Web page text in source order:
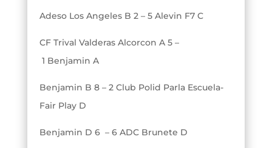
Adeso Los Angeles B 2 – 5 Alevin F7 C
CF Trival Valderas Alcorcon A 5 –
1 Benjamin A
Benjamin B 8 – 2 Club Polid Parla Escuela-
Fair Play D
Benjamin D 6 – 6 ADC Brunete D